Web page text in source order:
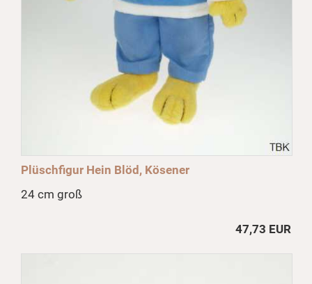
Plüschfigur Hein Blöd, Kösener
24 cm groß
47,73 EUR